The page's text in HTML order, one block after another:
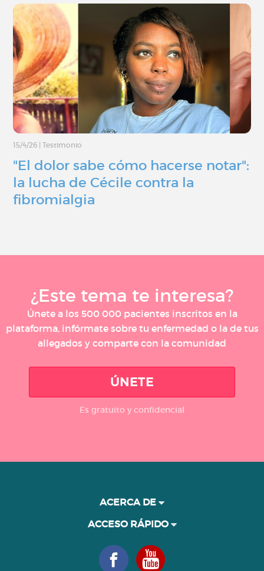
15/4/26 Testimonio
"El dolor sabe cómo hacerse notar":
la lucha de Cécile contra la
fibromialgia
¿Este tema te interesa?
Únete a los 500 000 pacientes inscritos en la
plataforma, infórmate sobre tu enfermedad o la de tus
allegados y comparte con la comunidad
ÚNETE
Es gratuito y confidencial
ACERCA DE
ACCESO RÁPIDO